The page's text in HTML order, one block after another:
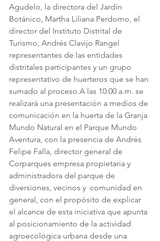
Agudelo, la directora del Jardín
Botánico, Martha Liliana Perdomo, el
director del Instituto Distrital de
Turismo, Andrés Clavijo Rangel
representantes de las entidades
distritales participantes y un grupo
representativo de huerteros que se han
sumado al proceso.A las 10:00 a.m. se
realizará una presentación a medios de
comunicación en la huerta de la Granja
Mundo Natural en el Parque Mundo
Aventura, con la presencia de Andrés
Felipe Falla, director general de
Corparques empresa propietaria y
administradora del parque de
diversiones, vecinos y  comunidad en
general, con el propósito de explicar
el alcance de esta iniciativa que apunta
al posicionamiento de la actividad
agroecológica urbana desde una